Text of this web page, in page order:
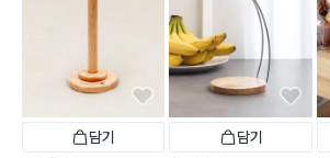
보다 단단해서 가볍게 사용하기에는 충분해 보입니다.
처음에는 '부착형'이라는 이름만 보고 양면테이프 제품
인 줄 알았는데 실제로는 자석 부착 방식이었습니다. 그
래서 철제 선반이나 냉장고 같은 곳에 사용할 예정이라
면 오히려 장점이 될 것 같아요.
저는 화장실 수납장에 설치하고 싶어서 자석 부분에 다
담기 담기